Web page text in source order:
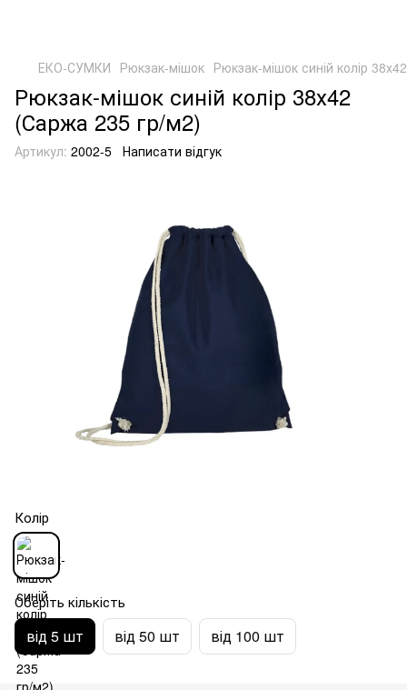
ЕКО-СУМКИ Рюкзак-мішок Рюкзак-мішок синій колір
Рюкзак-мішок синій колір 38х42
(Саржа 235 гр/м2)
Артикул: 2002-5 Написати відгук
Колір
Оберіть кількість
від 5 шт від 50 шт від 100 шт